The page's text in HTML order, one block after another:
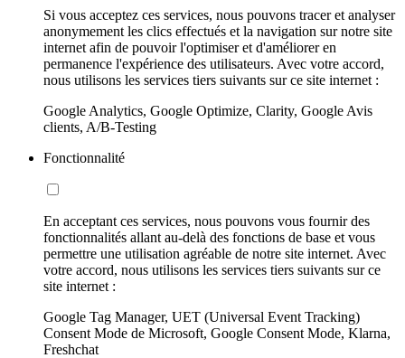
Si vous acceptez ces services, nous pouvons tracer et analyser
anonymement les clics effectués et la navigation sur notre site
internet afin de pouvoir l'optimiser et d'améliorer en
permanence l'expérience des utilisateurs. Avec votre accord,
nous utilisons les services tiers suivants sur ce site internet :
Google Analytics, Google Optimize, Clarity, Google Avis
clients, A/B-Testing
Fonctionnalité
En acceptant ces services, nous pouvons vous fournir des
fonctionnalités allant au-delà des fonctions de base et vous
permettre une utilisation agréable de notre site internet. Avec
votre accord, nous utilisons les services tiers suivants sur ce
site internet :
Google Tag Manager, UET (Universal Event Tracking)
Consent Mode de Microsoft, Google Consent Mode, Klarna,
Freshchat